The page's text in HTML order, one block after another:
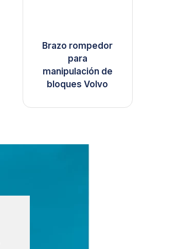
Brazo rompedor
para
manipulación de
bloques Volvo